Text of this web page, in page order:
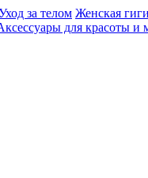
за телом Женская
для красоты и